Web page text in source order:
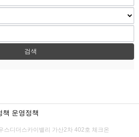
검색
책 운영정책
스디더스카이밸리 가산2차 402호 체크온